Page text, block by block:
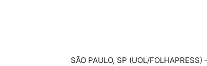
SÃO PAULO, SP (UOL/